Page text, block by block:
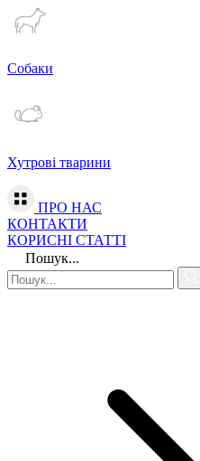
Собаки
Хутрові тварини
ПРО НАС
КОНТАКТИ
КОРИСНІ СТАТТІ
Пошук...